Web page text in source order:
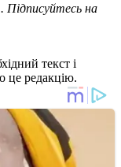
Підписуйтесь на
текст і
це редакцію.